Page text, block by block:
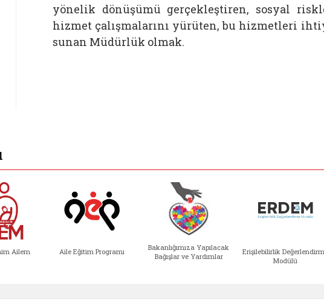
yönelik dönüşümü gerçekleştiren, sosyal
hizmet çalışmalarını yürüten, bu hizmetleri
sunan Müdürlük olmak.
Ailem Aile Eğitim Programı
Bakanlığımıza Yapılacak
Bağışlar ve Yardımlar
Erişilebilirlik
Modülü